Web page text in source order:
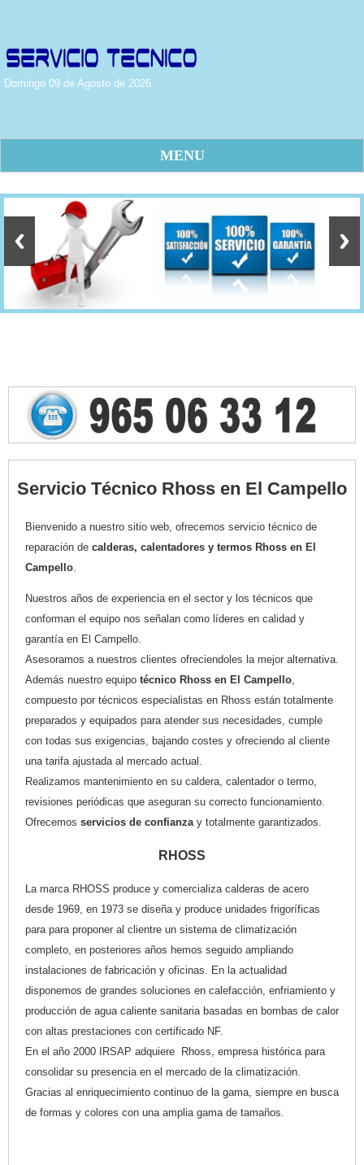
Domingo 09 de Agosto de 2026
MENU
Servicio Técnico Rhoss en El Campello
Bienvenido a nuestro sitio web, ofrecemos servicio técnico de
reparación de calderas, calentadores y termos Rhoss en El
Campello.
Nuestros años de experiencia en el sector y los técnicos que
conforman el equipo nos señalan como líderes en calidad y
garantía en El Campello.
Asesoramos a nuestros clientes ofreciendoles la mejor alternativa.
Además nuestro equipo técnico Rhoss en El Campello,
compuesto por técnicos especialistas en Rhoss están totalmente
preparados y equipados para atender sus necesidades, cumple
con todas sus exigencias, bajando costes y ofreciendo al cliente
una tarifa ajustada al mercado actual.
Realizamos mantenimiento en su caldera, calentador o termo,
revisiones periódicas que aseguran su correcto funcionamiento.
Ofrecemos servicios de confianzay totalmente garantizados.
RHOSS
La marca RHOSS produce y comercializa calderas de acero
desde 1969, en 1973 se diseña y produce unidades frigoríficas
para para proponer al clientre un sistema de climatización
completo, en posteriores años hemos seguido ampliando
instalaciones de fabricación y oficinas. En la actualidad
disponemos de grandes soluciones en calefacción, enfriamiento y
producción de agua caliente sanitaria basadas en bombas de calor
con altas prestaciones con certificado NF.
En el año 2000 IRSAP adquiere Rhoss, empresa histórica para
consolidar su presencia en el mercado de la climatización.
Gracias al enriquecimiento continuo de la gama, siempre en busca
de formas y colores con una amplia gama de tamaños.